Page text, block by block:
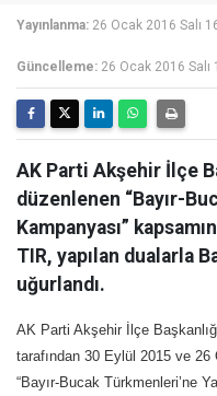
Yayınlanma: 26 Ocak 2016 Salı
Güncelleme: 26 Ocak 2016 Salı
AK Parti Akşehir İlçe
düzenlenen “Bayır-
Kampanyası”
TIR, yapılan dualarla
uğurlandı.
AK Parti Akşehir İlçe
tarafından 30 Eylül 2015 ve
“Bayır-Bucak Türkmenleri’ne